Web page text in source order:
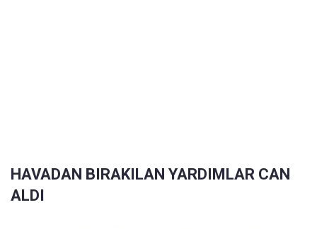
HAVADAN BIRAKILAN YARDIMLAR CAN
ALDI